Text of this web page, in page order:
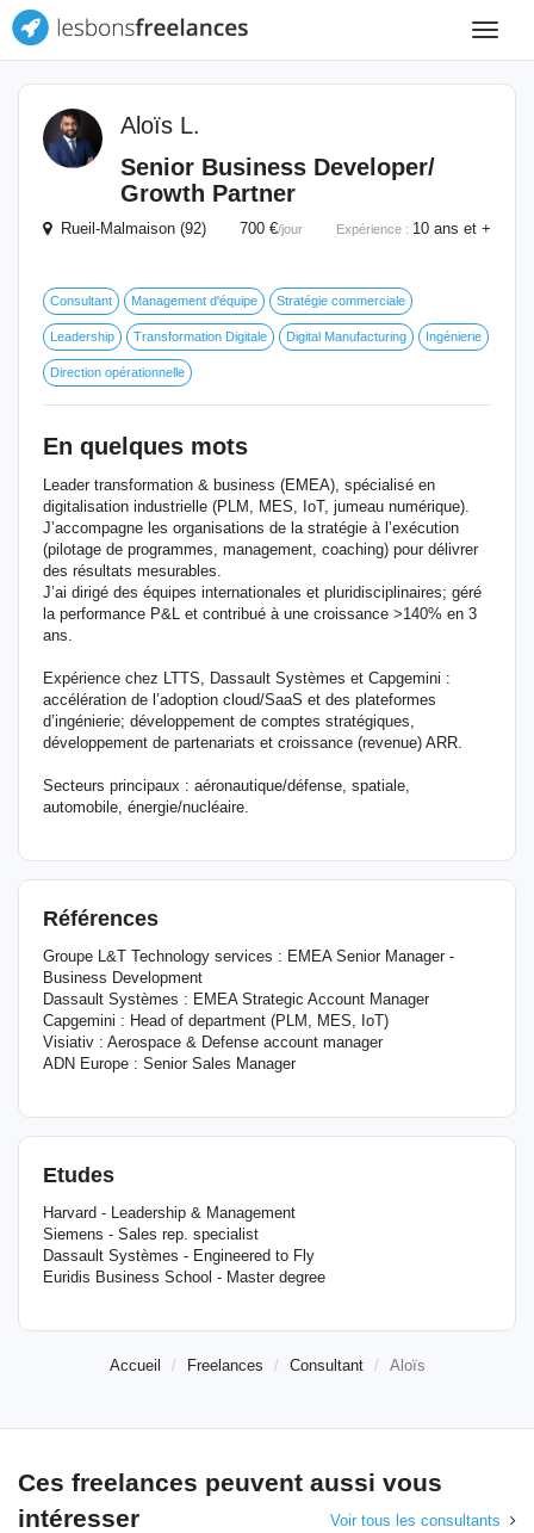
Toggle
Aloïs L.
Senior Business Developer/
Growth Partner
Rueil-Malmaison (92) 700 €/jour Expérience : 10 ans et +
Consultant Management d'équipe Stratégie commerciale
Leadership Transformation Digitale Digital Manufacturing Ingénierie
Direction opérationnelle
En quelques mots
Leader transformation & business (EMEA), spécialisé en
digitalisation industrielle (PLM, MES, IoT, jumeau numérique).
J’accompagne les organisations de la stratégie à l’exécution
(pilotage de programmes, management, coaching) pour délivrer
des résultats mesurables.
J’ai dirigé des équipes internationales et pluridisciplinaires; géré
la performance P&L et contribué à une croissance >140% en 3
ans.
Expérience chez LTTS, Dassault Systèmes et Capgemini :
accélération de l’adoption cloud/SaaS et des plateformes
d’ingénierie; développement de comptes stratégiques,
développement de partenariats et croissance (revenue) ARR.
Secteurs principaux : aéronautique/défense, spatiale,
automobile, énergie/nucléaire.
Références
Groupe L&T Technology services : EMEA Senior Manager -
Business Development
Dassault Systèmes : EMEA Strategic Account Manager
Capgemini : Head of department (PLM, MES, IoT)
Visiativ : Aerospace & Defense account manager
ADN Europe : Senior Sales Manager
Etudes
Harvard - Leadership & Management
Siemens - Sales rep. specialist
Dassault Systèmes - Engineered to Fly
Euridis Business School - Master degree
Accueil Freelances Consultant Aloïs
Ces freelances peuvent aussi vous
intéresser
Voir tous les consultants